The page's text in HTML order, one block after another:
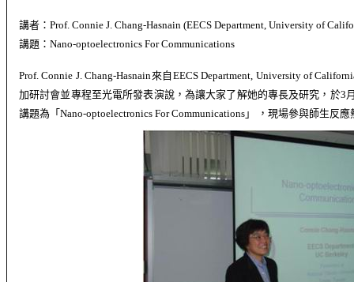
講者： Prof. Connie J. Chang-Hasnain (EECS Department, University of
講題： Nano-optoelectronics For Communications
Prof. Connie J. Chang-Hasnain來自 EECS Department, University of
加研討會並專程至光電所發表演說，為讓大家了解她的專長及研究，於3
講題為「 Nano-optoelectronics For Communications 」 ， 現場參與師生反應